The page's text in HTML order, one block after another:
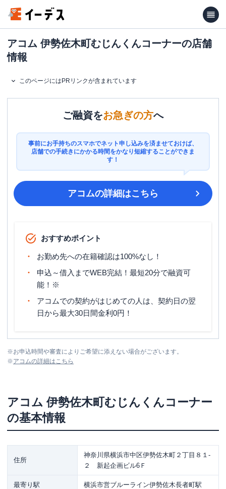
アコム 伊勢佐木町むじんくんコーナーの店舗
情報
このページにはPRリンクが含まれています
ご融資をお急ぎの方へ
事前にお手持ちのスマホでネット申し込みを済ませておけば、
店舗での手続きにかかる時間をかなり短縮することができま
す！
アコムの詳細はこちら
おすすめポイント
お勤め先への在籍確認は100%なし！
申込～借入までWEB完結！最短20分で融資可
能！※
アコムでの契約がはじめての人は、契約日の翌
日から最大30日間金利0円！
※お申込時間や審査によりご希望に添えない場合がございます。
※アコムの詳細はこちら
アコム 伊勢佐木町むじんくんコーナー
の基本情報
住所
神奈川県横浜市中区伊勢佐木町２丁目８１-
２ 新起企画ビル6Ｆ
最寄り駅 横浜市営ブルーライン伊勢佐木長者町駅